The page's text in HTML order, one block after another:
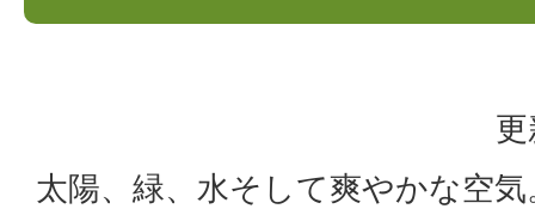
太陽、緑、水そして爽やかな空気